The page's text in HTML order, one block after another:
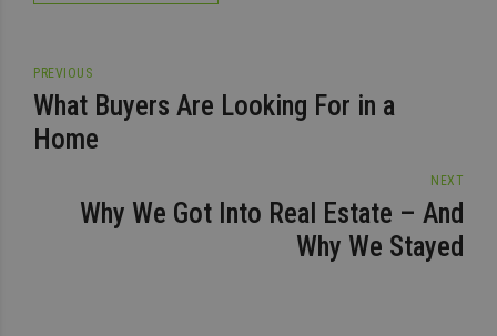
PREVIOUS
What Buyers Are Looking For in a
Home
NEXT
Why We Got Into Real Estate – And
Why We Stayed